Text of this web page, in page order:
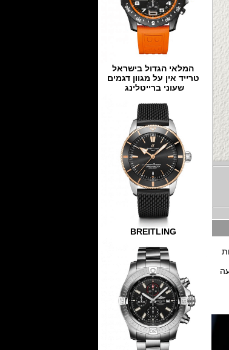
המלאי הגדול בישראל
טרייד אין על מגוון דגמים
שעוני ברייטלינג
BREITLING